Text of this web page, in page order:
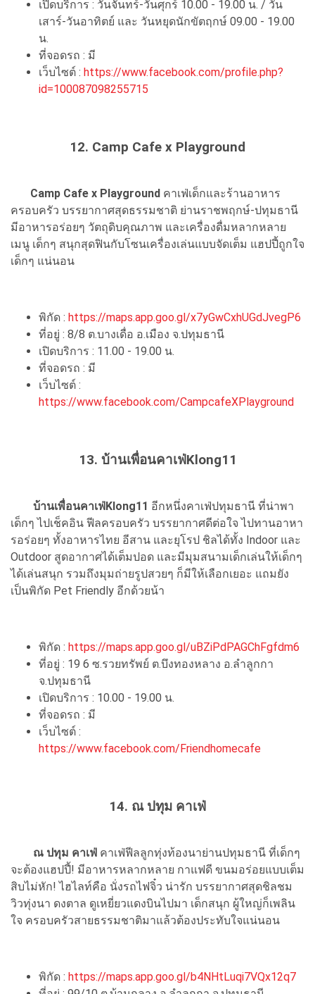
เปิดบริการ : วันจันทร์-วันศุกร์ 10.00 - 19.00 น. / วัน
เสาร์-วันอาทิตย์ และ วันหยุดนักขัตฤกษ์ 09.00 - 19.00
น.
ที่จอดรถ : มี
เว็บไซต์ : https://www.facebook.com/profile.php?
id=100087098255715
12. Camp Cafe x Playground
Camp Cafe x Playground คาเฟ่เด็กและร้านอาหาร
ครอบครัว บรรยากาศสุดธรรมชาติ ย่านราชพฤกษ์-ปทุมธานี
มีอาหารอร่อยๆ วัตถุดิบคุณภาพ และเครื่องดื่มหลากหลาย
เมนู เด็กๆ สนุกสุดฟินกับโซนเครื่องเล่นแบบจัดเต็ม แฮปปี้ถูกใจ
เด็กๆ แน่นอน
พิกัด : https://maps.app.goo.gl/x7yGwCxhUGdJvegP6
ที่อยู่ : 8/8 ต.บางเดื่อ อ.เมือง จ.ปทุมธานี
เปิดบริการ : 11.00 - 19.00 น.
ที่จอดรถ : มี
เว็บไซต์ :
https://www.facebook.com/CampcafeXPlayground
13. บ้านเพื่อนคาเฟ่Klong11
บ้านเพื่อนคาเฟ่Klong11 อีกหนึ่งคาเฟ่ปทุมธานี ที่น่าพา
เด็กๆ ไปเช็คอิน ฟีลครอบครัว บรรยากาศดีต่อใจ ไปทานอาหา
รอร่อยๆ ทั้งอาหารไทย อีสาน และยุโรป ชิลได้ทั้ง​ Indoor และ
Outdoor สูดอากาศได้เต็มปอด และมีมุมสนามเด็กเล่นให้เด็กๆ
ได้เล่นสนุก รวมถึงมุมถ่ายรูปสวยๆ ก็มีให้เลือกเยอะ แถมยัง
เป็นพิกัด Pet Friendly อีกด้วยน้า
พิกัด : https://maps.app.goo.gl/uBZiPdPAGChFgfdm6
ที่อยู่ : 19 6 ซ.รวยทรัพย์ ต.บึงทองหลาง อ.ลำลูกกา
จ.ปทุมธานี
เปิดบริการ : 10.00 - 19.00 น.
ที่จอดรถ : มี
เว็บไซต์ :
https://www.facebook.com/Friendhomecafe
14. ณ ปทุม คาเฟ่
ณ ปทุม คาเฟ่ คาเฟ่ฟีลลูกทุ่งท้องนาย่านปทุมธานี ที่เด็กๆ
จะต้องแฮปปี้! มีอาหารหลากหลาย กาแฟดี ขนมอร่อยแบบเต็ม
สิบไม่หัก! ไฮไลท์คือ นั่งรถไฟจิ๋ว น่ารัก บรรยากาศสุดชิลชม
วิวทุ่งนา ดงตาล ดูเหยี่ยวแดงบินไปมา เด็กสนุก ผู้ใหญ่ก็เพลิน
ใจ ครอบครัวสายธรรมชาติมาแล้วต้องประทับใจแน่นอน
พิกัด : https://maps.app.goo.gl/b4NHtLuqi7VQx12q7